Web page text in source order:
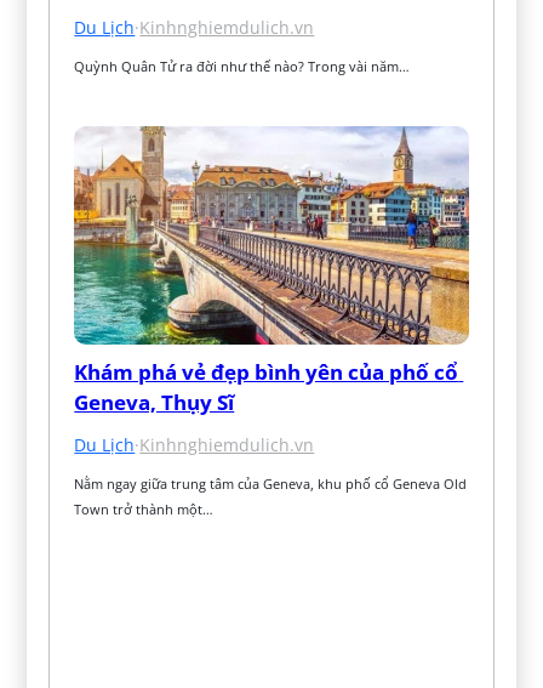
Du Lịch·Kinhnghiemdulich.vn
Quỳnh Quân Tử ra đời như thế nào? Trong vài năm…
Khám phá vẻ đẹp bình yên của phố cổ
Geneva, Thụy Sĩ
Du Lịch·Kinhnghiemdulich.vn
Nằm ngay giữa trung tâm của Geneva, khu phố cổ Geneva Old
Town trở thành một…